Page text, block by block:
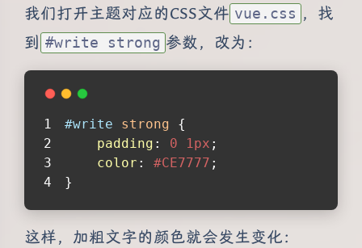
我们打开主题对应的CSS文件 vue.css ，找
到 #write strong 参数，改为：
#write strong {
padding : 0 1px ;
color : #CE7777 ;
}
这样，加粗文字的颜色就会发生变化：